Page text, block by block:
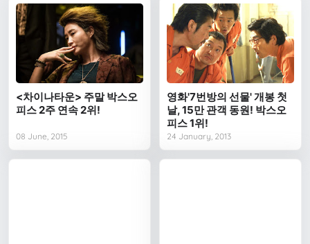
<차이나타운> 주말 박스오
피스 2주 연속 2위!
08 June, 2015
영화'7번방의 선물' 개봉 첫
날, 15만 관객 동원! 박스오
피스 1위!
24 January, 2013